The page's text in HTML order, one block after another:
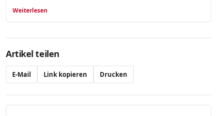
Weiterlesen
Artikel teilen
E-Mail Link kopieren Drucken